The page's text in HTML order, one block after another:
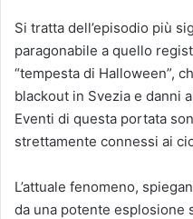
Si tratta dell’episodio più
paragonabile a quello
“tempesta di Halloween”,
blackout in Svezia e danni
Eventi di questa portata
strettamente connessi ai
L’attuale fenomeno,
da una potente esplosione